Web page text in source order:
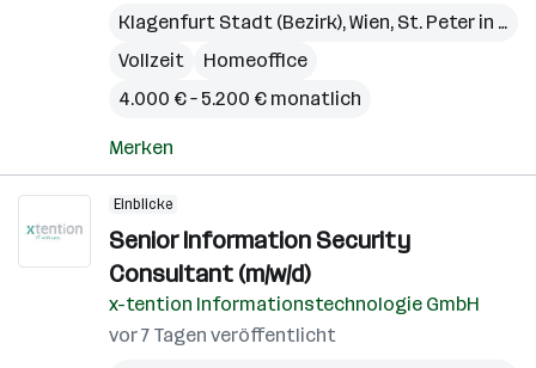
Klagenfurt Stadt (Bezirk),Wien, St. Peter in der Au
Vollzeit
Homeoffice
4.000 € – 5.200 € monatlich
Merken
Einblicke
Senior Information Security
Consultant (m/w/d)
x-tention Informationstechnologie GmbH
vor 7 Tagen veröffentlicht